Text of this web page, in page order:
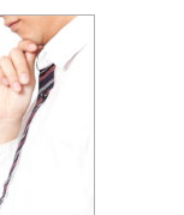
県
和歌山県
県
県
離の学力